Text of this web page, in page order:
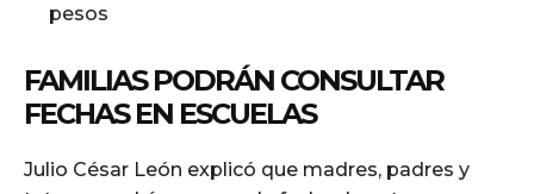
pesos
FAMILIAS PODRÁN CONSULTAR
FECHAS EN ESCUELAS
Julio César León explicó que madres, padres y